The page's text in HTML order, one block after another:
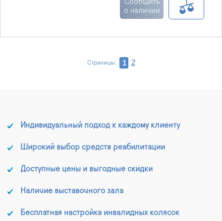
Сообщить
о наличии
Страницы: 1 2
Индивидуальный подход к каждому клиенту
Широкий выбор средств реабилитации
Доступные цены и выгодные скидки
Наличие выставочного зала
Бесплатная настройка инвалидных колясок